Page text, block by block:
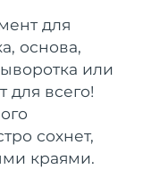
для
основа,
или
для всего!
сохнет,
краями.